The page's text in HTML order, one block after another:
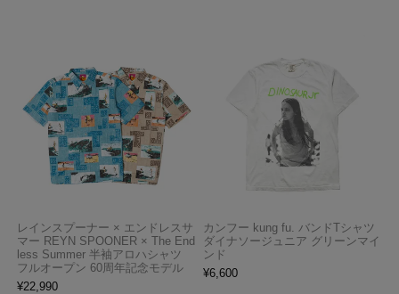
レインスプーナー × エンドレスサ
マー REYN SPOONER × The End
less Summer 半袖アロハシャツ
フルオープン 60周年記念モデル
¥22,990
カンフー kung fu. バンドTシャツ
ダイナソージュニア グリーンマイ
ンド
¥6,600